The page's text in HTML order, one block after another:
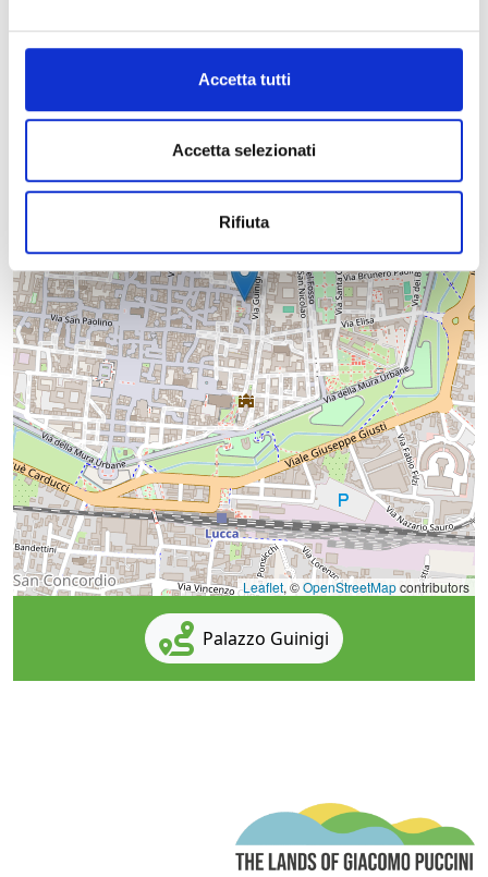
Accetta tutti
Accetta selezionati
Rifiuta
+
Leaflet, ©OpenStreetMapcontributors
Palazzo Guinigi